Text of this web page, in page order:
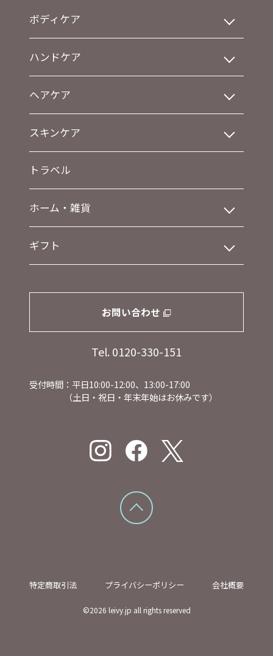
ボディケア
ハンドケア
ヘアケア
スキンケア
トラベル
ホーム・雑貨
ギフト
お問い合わせ
Tel. 0120-330-151
受付時間：平日10:00-12:00、13:00-17:00
（土日・祝日・年末年始はお休みです）
特定商取引法 プライバシーポリシー 会社概要
©2026 leivy.jp all rights reserved